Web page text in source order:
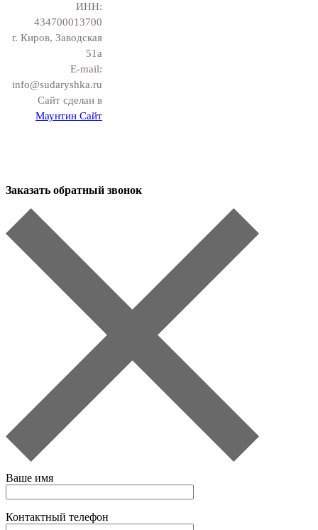
ИНН:
434700013700
г. Киров, Заводская
51а
E-mail:
info@sudaryshka.ru
Сайт сделан в
Маунтин Сайт
Заказать обратный звонок
Ваше имя
Контактный телефон